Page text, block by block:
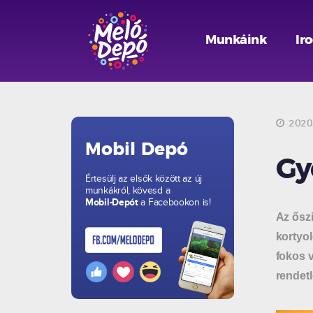
Munkáink
Mobil Depó
Értesülj az elsők között az új
munkákról, kövesd a
Mobil-Depóta Facebookon is!
Az
fokos